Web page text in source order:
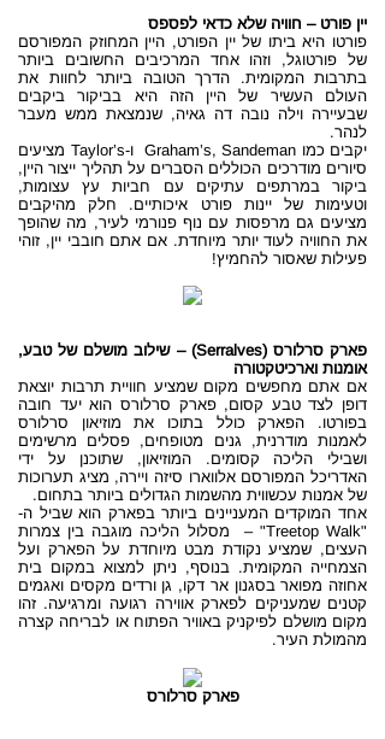
יין פורט – חוויה שלא כדאי לפספס
פורטו היא ביתו של יין הפורט, היין המחוזק המפורסם
של פורטוגל, וזהו אחד המרכיבים החשובים ביותר
בתרבות המקומית. הדרך הטובה ביותר לחוות את
העולם העשיר של היין הזה היא בביקור ביקבים
שבעיירה וילה נובה דה גאיה, שנמצאת ממש מעבר
לנהר.
יקבים כמו Graham’s, Sandeman ו-Taylor’s מציעים
סיורים מודרכים הכוללים הסברים על תהליך ייצור היין,
ביקור במרתפים עתיקים עם חביות עץ עצומות,
וטעימות של יינות פורט איכותיים. חלק מהיקבים
מציעים גם מרפסות עם נוף פנורמי לעיר, מה שהופך
את החוויה לעוד יותר מיוחדת. אם אתם חובבי יין, זוהי
פעילות שאסור להחמיץ!
פארק סרלורס (Serralves) – שילוב מושלם של טבע,
אומנות וארכיטקטורה
אם אתם מחפשים מקום שמציע חוויית תרבות יוצאת
דופן לצד טבע קסום, פארק סרלורס הוא יעד חובה
בפורטו. הפארק כולל בתוכו את מוזיאון סרלורס
לאמנות מודרנית, גנים מטופחים, פסלים מרשימים
ושבילי הליכה קסומים. המוזיאון, שתוכנן על ידי
האדריכל המפורסם אלווארו סיזה ויירה, מציג תערוכות
של אמנות עכשווית מהשמות הגדולים ביותר בתחום.
אחד המוקדים המעניינים ביותר בפארק הוא שביל ה-
"Treetop Walk" – מסלול הליכה מוגבה בין צמרות
העצים, שמציע נקודת מבט מיוחדת על הפארק ועל
הצמחייה המקומית. בנוסף, ניתן למצוא במקום בית
אחוזה מפואר בסגנון אר דקו, גן ורדים מקסים ואגמים
קטנים שמעניקים לפארק אווירה רגועה ומרגיעה. זהו
מקום מושלם לפיקניק באוויר הפתוח או לבריחה קצרה
מהמולת העיר.
פארק סרלורס